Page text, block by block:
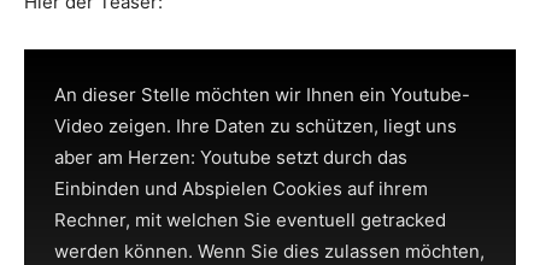
An dieser Stelle möchten wir Ihnen ein Youtube-
Video zeigen. Ihre Daten zu schützen, liegt uns
aber am Herzen: Youtube setzt durch das
Einbinden und Abspielen Cookies auf ihrem
Rechner, mit welchen Sie eventuell getracked
werden können. Wenn Sie dies zulassen möchten,